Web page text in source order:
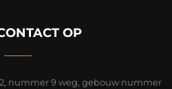
OP
nummer 9 weg, gebouw nummer